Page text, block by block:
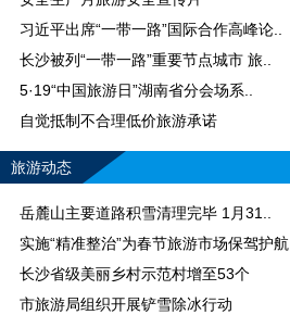
习近平出席“一带一路”国际合作高峰论..
长沙被列“一带一路”重要节点城市 旅..
5·19“中国旅游日”湖南省分会场系..
自觉抵制不合理低价旅游承诺
旅游动态
岳麓山主要道路积雪清理完毕 1月31..
实施“精准整治”为春节旅游市场保驾护航
长沙省级美丽乡村示范村增至53个
市旅游局组织开展铲雪除冰行动